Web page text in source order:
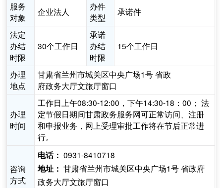
服务
对象
企业法人
办件
类型
承诺件
法定
办结
时限
30个工作日
承诺
办结
时限
15个工作日
办理
地点
甘肃省兰州市城关区中央广场1号 省政
府政务大厅文旅厅窗口
办理
时间
工作日上午08:30-12:00，下午14:30-18：00； 法
定节假日期间甘肃政务服务网可正常访问、注册
和申报业务，网上受理审批工作将在节后正常进
行。
咨询
方式
电话： 0931-8410718
地址： 甘肃省兰州市城关区中央广场1号 省政府
政务大厅文旅厅窗口